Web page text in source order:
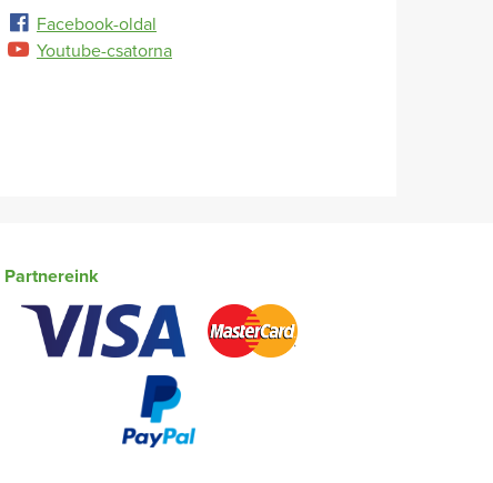
Facebook-oldal
Youtube-csatorna
Partnereink